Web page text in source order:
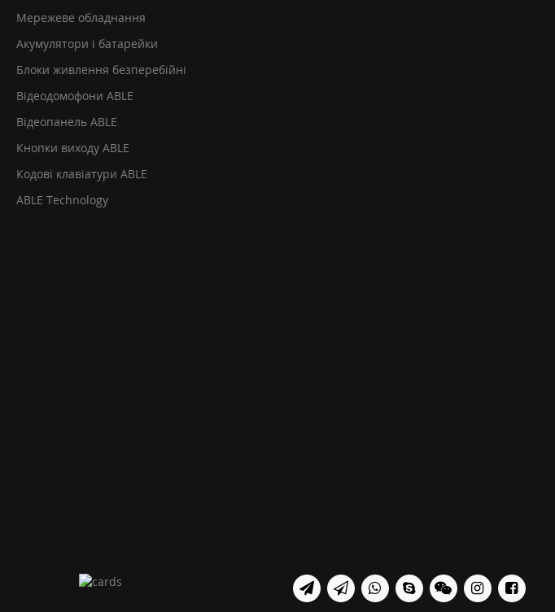
Мережеве обладнання
Акумулятори і батарейки
Блоки живлення безперебійні
Відеодомофони ABLE
Відеопанель ABLE
Кнопки виходу ABLE
Кодові клавіатури ABLE
ABLE Technology